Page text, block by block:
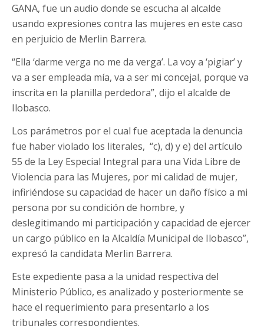
GANA, fue un audio donde se escucha al alcalde
usando expresiones contra las mujeres en este caso
en perjuicio de Merlin Barrera.
“Ella ‘darme verga no me da verga’. La voy a ‘pigiar’ y
va a ser empleada mía, va a ser mi concejal, porque va
inscrita en la planilla perdedora”, dijo el alcalde de
Ilobasco.
Los parámetros por el cual fue aceptada la denuncia
fue haber violado los literales, “c), d) y e) del artículo
55 de la Ley Especial Integral para una Vida Libre de
Violencia para las Mujeres, por mi calidad de mujer,
infiriéndose su capacidad de hacer un daño físico a mi
persona por su condición de hombre, y
deslegitimando mi participación y capacidad de ejercer
un cargo público en la Alcaldía Municipal de Ilobasco”,
expresó la candidata Merlin Barrera.
Este expediente pasa a la unidad respectiva del
Ministerio Público, es analizado y posteriormente se
hace el requerimiento para presentarlo a los
tribunales correspondientes.